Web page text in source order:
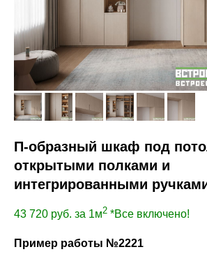
П-образный шкаф под
открытыми полками и
интегрированными
43 720 руб. за 1м2 *Все включено!
Пример работы №2221